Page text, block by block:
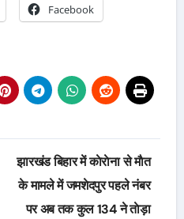
Facebook
झारखंड बिहार में काेराेना से माैत
के मामले में जमशेदपुर पहले नंबर
पर अब तक कुल 134 ने ताेड़ा